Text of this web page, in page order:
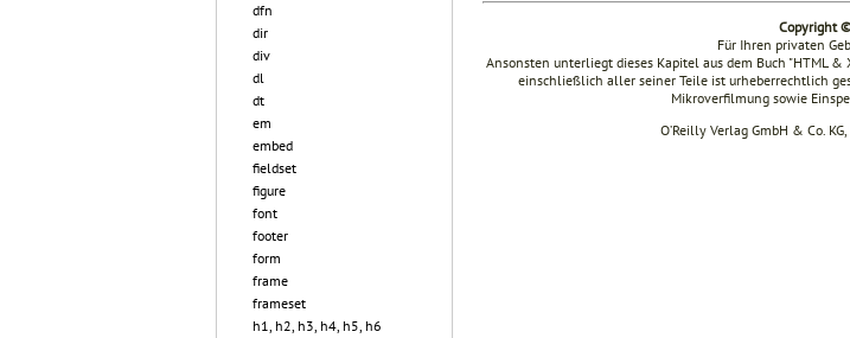
dfn
dir
div
dl
dt
em
embed
fieldset
figure
font
footer
form
frame
frameset
h1, h2, h3, h4, h5, h6
Copyright
Für Ihren privaten
Ansonsten unterliegt dieses Kapitel aus dem Buch "HTML
einschließlich aller seiner Teile ist urheberrechtlich
Mikroverfilmung sowie
O’Reilly Verlag GmbH & Co.